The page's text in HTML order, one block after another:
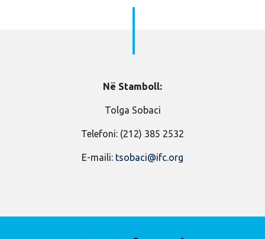
Në Stamboll:
Tolga Sobaci
Telefoni: (212) 385 2532
E-maili: tsobaci@ifc.org